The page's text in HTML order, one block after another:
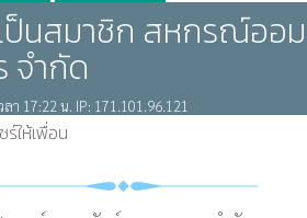
เป็นสมาชิก สหกรณ์ออ
จำกัด
า 17:22 น. IP: 171.101.96.121
ร์ให้เพื่อน